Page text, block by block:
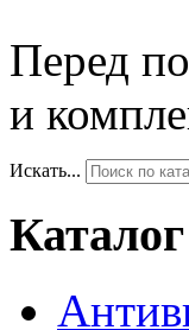
Перед
и
Искать...
Каталог